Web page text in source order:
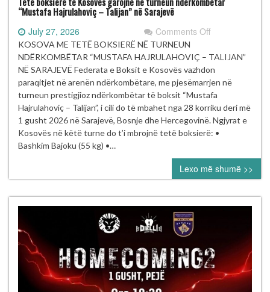
“Mustafa Hajrulahoviç – Talijan” në Sarajevë
July 27, 2026 Comments Offon
boksierë
të Kosovës
garojnë
në turneun
ndërkombëtar
“Mustafa
–
Sarajevë
KOSOVA ME TETË BOKSIERË NË TURNEUN
NDËRKOMBËTAR “MUSTAFA HAJRULAHOVIÇ – TALIJAN”
NË SARAJEVË Federata e Boksit e Kosovës vazhdon
paraqitjet në arenën ndërkombëtare, me pjesëmarrjen në
turneun prestigjioz ndërkombëtar të boksit “Mustafa
Hajrulahoviç – Talijan”, i cili do të mbahet nga 28 korriku deri më
1 gusht 2026 në Sarajevë, Bosnje dhe Hercegovinë. Ngjyrat e
Kosovës në këtë turne do t’i mbrojnë tetë boksierë: •
Bashkim Bajoku (55 kg) •…
Lexo më shumë >>